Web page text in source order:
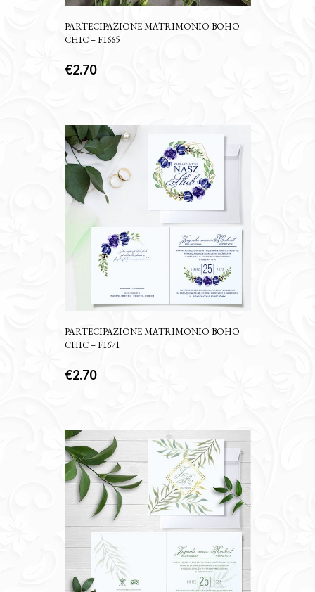
PARTECIPAZIONE MATRIMONIO BOHO
CHIC – F1665
€2.70
PARTECIPAZIONE MATRIMONIO BOHO
CHIC – F1671
€2.70